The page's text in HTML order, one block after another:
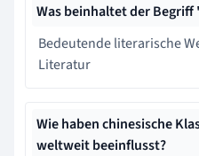
Was beinhaltet der Begriff
Bedeutende literarische
Literatur
Wie haben chinesische
weltweit beeinflusst?